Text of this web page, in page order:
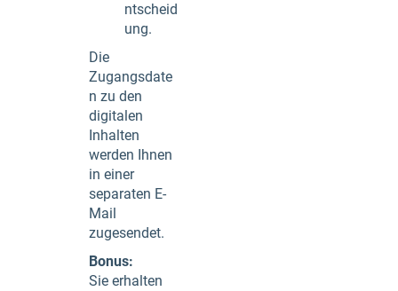
ntscheid
ung.
Die
Zugangsdate
n zu den
digitalen
Inhalten
werden Ihnen
in einer
separaten E-
Mail
zugesendet.
Bonus:
Sie erhalten